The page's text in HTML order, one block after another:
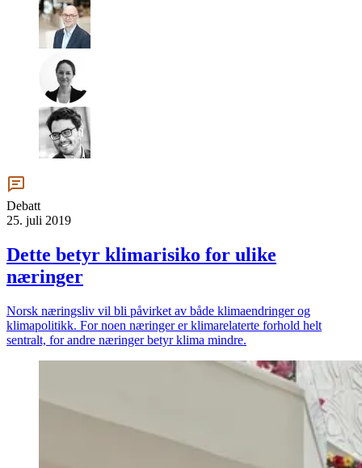
Debatt
25. juli 2019
Dette betyr klimarisiko for ulike
næringer
Norsk næringsliv vil bli påvirket av både klimaendringer og
klimapolitikk. For noen næringer er klimarelaterte forhold helt
sentralt, for andre næringer betyr klima mindre.